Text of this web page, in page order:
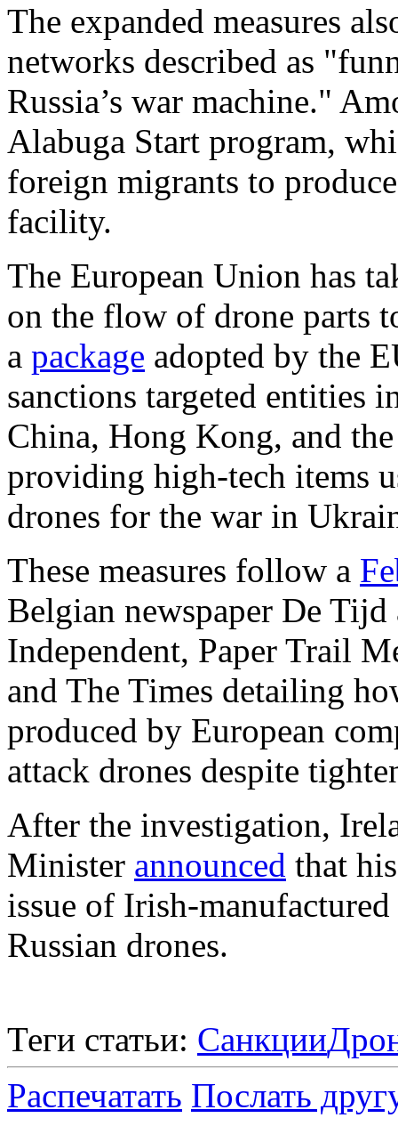
The expanded measures
networks described as
Russia’s war machine."
Alabuga Start program,
foreign migrants to
facility.
The European Union has
on the flow of drone parts
a package adopted by the
sanctions targeted entities
China, Hong Kong, and
providing high-tech items
drones for the war in
These measures follow a
Belgian newspaper De
Independent, Paper Trail
and The Times detailing
produced by European
attack drones despite
After the investigation,
Minister announced that
issue of Irish-
Russian drones.
Теги статьи: Санкции
Распечатать Послать